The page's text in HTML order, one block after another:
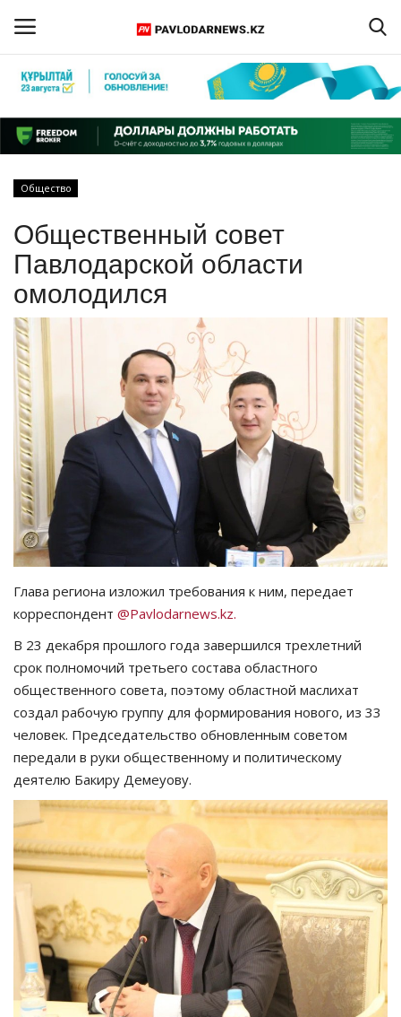
Регистрация
Главная
ПАВЛОДАРСКАЯ ОБЛАСТЬ
КАЗАХСТАН
МИР
СПЕЦПРОЕКТЫ
СПОРТ
Чек-лист
РАЗВЛЕЧЕНИЯ
OFFICIAL
Курултай
Язык
Қазақша Русский
Общество
Общественный совет
Павлодарской области
омолодился
Глава региона изложил требования к ним, передает
корреспондент @Pavlodarnews.kz.
В 23 декабря прошлого года завершился трехлетний
срок полномочий третьего состава областного
общественного совета, поэтому областной маслихат
создал рабочую группу для формирования нового, из 33
человек. Председательство обновленным советом
передали в руки общественному и политическому
деятелю Бакиру Демеуову.